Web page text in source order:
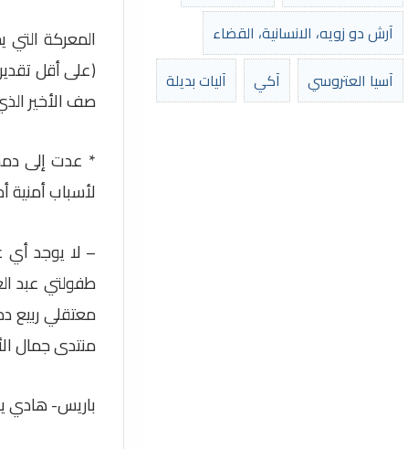
آرش دو زويه، الانسانية، القضاء
آسيا العتروسي
آكي آليات بديلة
المعركة
(على أقل
صف الأخير
* عدت إلى
لأسباب
– لا يوجد
طفولتي عبد
معتقلي ربيع
منتدى جمال
باريس- هادي